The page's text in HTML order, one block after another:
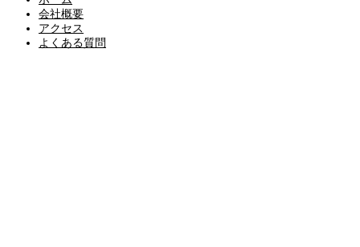
会社概要
アクセス
よくある質問